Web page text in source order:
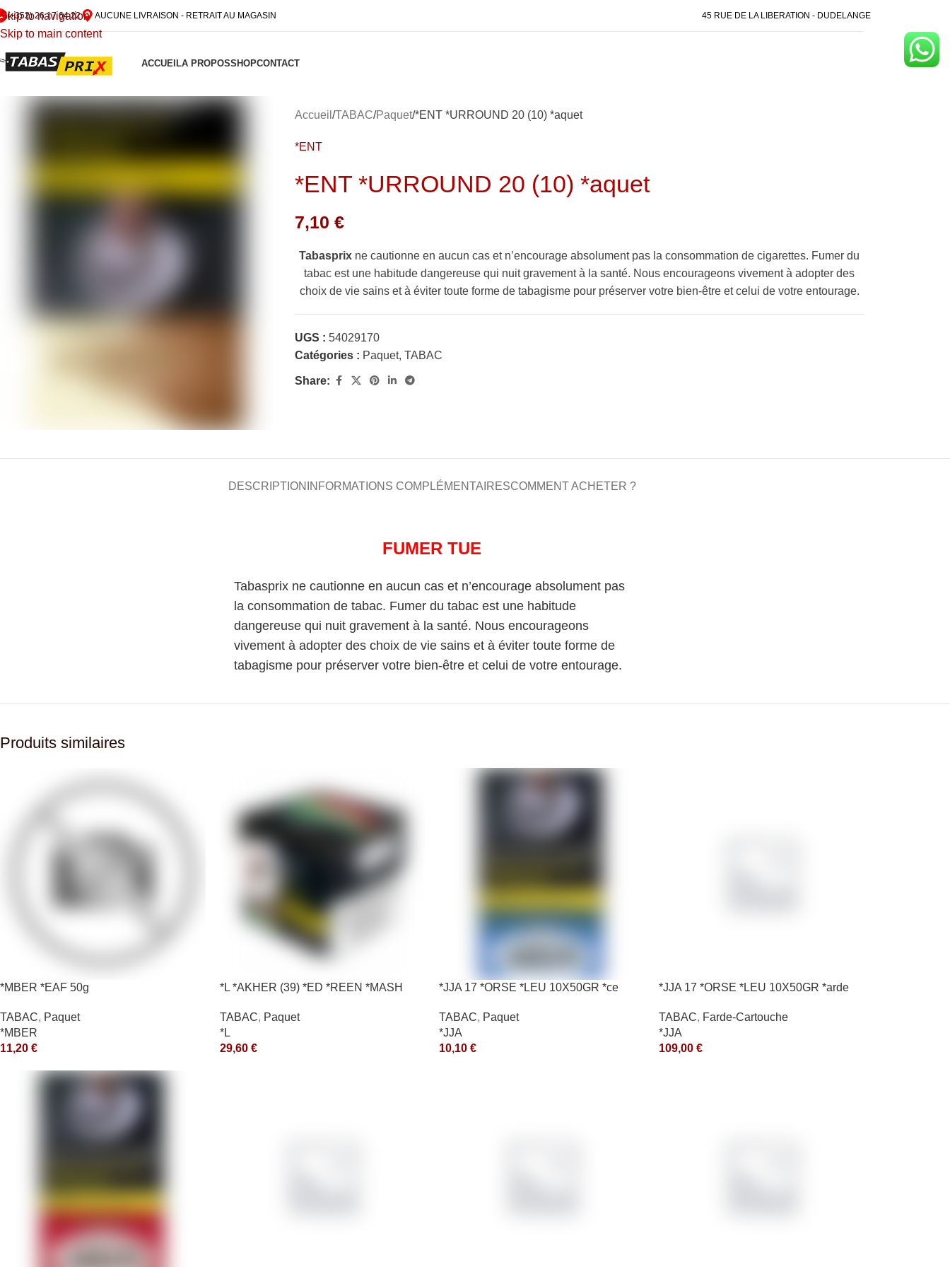
Skip to navigation
Skip to main content
(+352) 26 17 64 22 AUCUNE LIVRAISON - RETRAIT AU MAGASIN 45 RUE DE LA LIBERATION - DUDELANGE
ACCUEILA PROPOSSHOPCONTACT
Accueil TABAC Paquet *ENT *URROUND 20 (10) *aquet
*ENT
*ENT *URROUND 20 (10) *aquet
7,10€
Tabasprix ne cautionne en aucun cas et n’encourage absolument pas la consommation de cigarettes. Fumer du
tabac est une habitude dangereuse qui nuit gravement à la santé. Nous encourageons vivement à adopter des
choix de vie sains et à éviter toute forme de tabagisme pour préserver votre bien-être et celui de votre entourage.
UGS :54029170
Catégories : Paquet, TABAC
Share:
DESCRIPTION INFORMATIONS COMPLÉMENTAIRESCOMMENT ACHETER ?
FUMER TUE
Tabasprix ne cautionne en aucun cas et n’encourage absolument pas
la consommation de tabac. Fumer du tabac est une habitude
dangereuse qui nuit gravement à la santé. Nous encourageons
vivement à adopter des choix de vie sains et à éviter toute forme de
tabagisme pour préserver votre bien-être et celui de votre entourage.
Produits similaires
*MBER *EAF 50g
TABAC, Paquet
*MBER
11,20 €
*L *AKHER (39) *ED *REEN *MASH
TABAC, Paquet
*L
29,60 €
*JJA 17 *ORSE *LEU 10X50GR *ce
TABAC, Paquet
*JJA
10,10 €
*JJA 17 *ORSE *LEU 10X50GR *arde
TABAC, Farde-Cartouche
*JJA
109,00 €